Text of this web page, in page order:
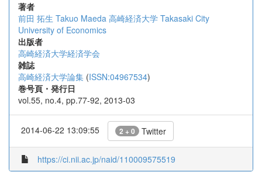
著者
前田 拓生 Takuo Maeda 高崎経済大学 Takasaki City
University of Economics
出版者
高崎経済大学経済学会
雑誌
高崎経済大学論集 (ISSN:04967534)
巻号頁・発行日
vol.55, no.4, pp.77-92, 2013-03
2014-06-22 13:09:55 2 + 0 Twitter
https://ci.nii.ac.jp/naid/110009575519